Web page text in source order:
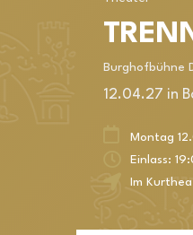
Burghofbühne
12.04.27 in
Montag
Einlass:
Im